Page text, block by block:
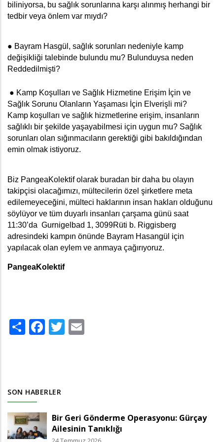
biliniyorsa, bu sağlık sorunlarına karşı alınmış herhangi bir
tedbir veya önlem var mıydı?
● Bayram Hasgül, sağlık sorunları nedeniyle kamp
değişikliği talebinde bulundu mu? Bulunduysa neden
Reddedilmişti?
● Kamp Koşulları ve Sağlık Hizmetine Erişim İçin ve
Sağlık Sorunu Olanların Yaşaması İçin Elverişli mi?
Kamp koşulları ve sağlık hizmetlerine erişim, insanların
sağlıklı bir şekilde yaşayabilmesi için uygun mu? Sağlık
sorunları olan sığınmacıların gerektiği gibi bakıldığından
emin olmak istiyoruz.
Biz PangeaKolektif olarak buradan bir daha bu olayın
takipçisi olacağımızı, mültecilerin özel şirketlere meta
edilemeyeceğini, mülteci haklarının insan hakları olduğunu
söylüyor ve tüm duyarlı insanları çarşama günü saat
11:30’da Gurnigelbad 1, 3099Rüti b. Riggisberg
adresindeki kampın önünde Bayram Hasangül için
yapılacak olan eylem ve anmaya çağırıyoruz.
PangeaKolektif
ShareFacebook
Twitter
SON HABERLER
Bir Geri Gönderme Operasyonu: Gürçay
Ailesinin Tanıklığı